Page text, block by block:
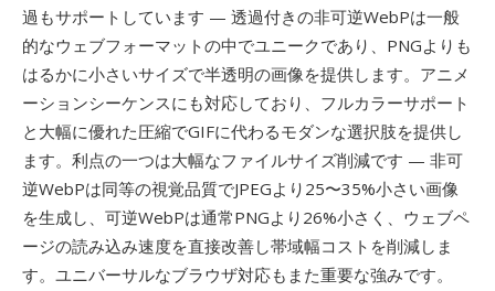
過もサポートしています — 透過付きの非可逆WebPは一般
的なウェブフォーマットの中でユニークであり、PNGよりも
はるかに小さいサイズで半透明の画像を提供します。アニメ
ーションシーケンスにも対応しており、フルカラーサポート
と大幅に優れた圧縮でGIFに代わるモダンな選択肢を提供し
ます。利点の一つは大幅なファイルサイズ削減です — 非可
逆WebPは同等の視覚品質でJPEGより25〜35%小さい画像
を生成し、可逆WebPは通常PNGより26%小さく、ウェブペ
ージの読み込み速度を直接改善し帯域幅コストを削減しま
す。ユニバーサルなブラウザ対応もまた重要な強みです。